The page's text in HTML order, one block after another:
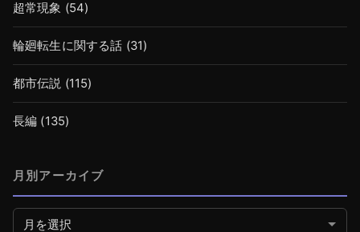
超常現象 (54)
輪廻転生に関する話 (31)
都市伝説 (115)
長編 (135)
月別アーカイブ
月別アーカイブ